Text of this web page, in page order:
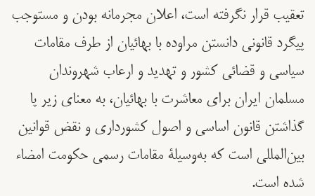
تعقیب قرار نگرفته است، اعلان مجرمانه بودن و مستوجب
پیگرد قانونی دانستن مراوده با بهائیان از طرف مقامات
سیاسی و قضائی کشور و تهدید و ارعاب شهروندان
مسلمان ایران برای معاشرت با بهائیان، به معنای زیر پا
گذاشتن قانون اساسی و اصول کشورداری و نقض قوانین
بین‌المللی است که به‌وسیلۀ مقامات رسمی حکومت امضاء
شده است.